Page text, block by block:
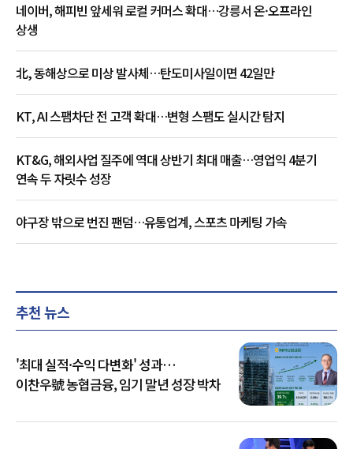
네이버, 해피빈 앞세워 로컬 커머스 확대…강릉서 온·오프라인
상생
北, 동해상으로 미상 발사체…탄도미사일이면 42일만
KT, AI 스팸차단 전 고객 확대…변형 스팸도 실시간 탐지
KT&G, 해외사업 질주에 역대 상반기 최대 매출…영업익 4분기
연속 두 자릿수 성장
야구장 밖으로 번진 팬덤…유통업계, 스포츠 마케팅 가속
추천 뉴스
'최대 실적·수익 다변화' 성과…
이찬우號 농협금융, 임기 말년 성장 박차